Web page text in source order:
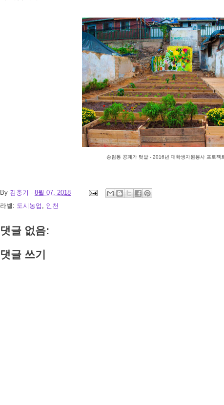
송림동 공폐가 텃밭 - 2016년 대학생자원봉사 프로젝
By 김충기 - 8월 07, 2018
라벨: 도시농업 인천
댓글 없음:
댓글 쓰기